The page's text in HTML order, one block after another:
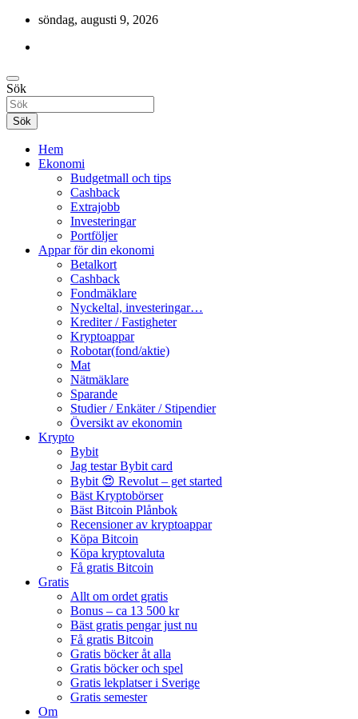
Hoppa
innehåll
söndag, augusti 9, 2026
Gratis-pengar
Cashback, ekonomi, 10 000 kr i bonusar och mycket mer.
Sök
Sök
Hem
Ekonomi
Budgetmall och tips
Cashback
Extrajobb
Investeringar
Portföljer
Appar för din ekonomi
Betalkort
Cashback
Fondmäklare
Nyckeltal, investeringar…
Krediter / Fastigheter
Kryptoappar
Robotar(fond/aktie)
Mat
Nätmäklare
Sparande
Studier / Enkäter / Stipendier
Översikt av ekonomin
Krypto
Bybit
Jag testar Bybit card
Bybit 😍 Revolut – get started
Bäst Kryptobörser
Bäst Bitcoin Plånbok
Recensioner av kryptoappar
Köpa Bitcoin
Köpa kryptovaluta
Få gratis Bitcoin
Gratis
Allt om ordet gratis
Bonus – ca 13 500 kr
Bäst gratis pengar just nu
Få gratis Bitcoin
Gratis böcker åt alla
Gratis böcker och spel
Gratis lekplatser i Sverige
Gratis semester
Om